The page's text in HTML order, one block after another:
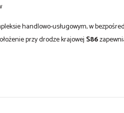
handlowo-usługowym, w
przy drodze krajowej S86